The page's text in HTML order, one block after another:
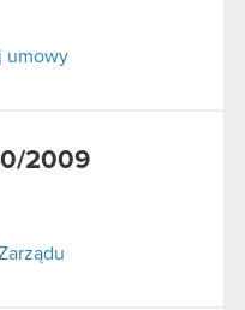
umowy
2009